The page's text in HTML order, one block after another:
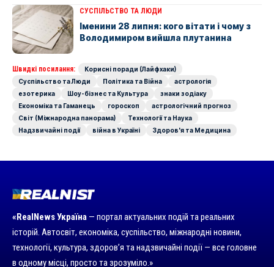
СУСПІЛЬСТВО ТА ЛЮДИ
Іменини 28 липня: кого вітати і чому з
Володимиром вийшла плутанина
Швидкі посилання:
Корисні поради (Лайфхаки)
Суспільство та Люди
Політика та Війна
астрологія
езотерика
Шоу-бізнес та Культура
знаки зодіаку
Економіка та Гаманець
гороскоп
астрологічний прогноз
Світ (Міжнародна панорама)
Технології та Наука
Надзвичайні події
війна в Україні Здоров'я та Медицина
«RealNews Україна — портал актуальних подій та реальних
історій. Автосвіт, економіка, суспільство, міжнародні новини,
технології, культура, здоров’я та надзвичайні події — все головне
в одному місці, просто та зрозуміло.»